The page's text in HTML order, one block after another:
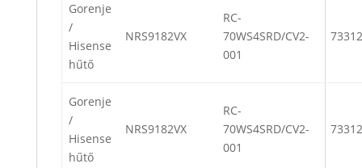
Gorenje
/
Hisense
hűtő
NRS9182VX
RC-
70WS4SRD/CV2-
001
Gorenje
/
Hisense
hűtő
NRS9182VX
RC-
70WS4SRD/CV2-
001